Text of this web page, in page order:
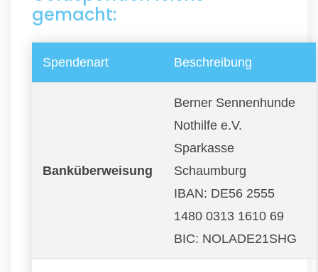
gemacht:
Spendenart Beschreibung
Banküberweisung
Berner Sennenhunde
Nothilfe e.V.
Sparkasse
Schaumburg
IBAN: DE56 2555
1480 0313 1610 69
BIC: NOLADE21SHG